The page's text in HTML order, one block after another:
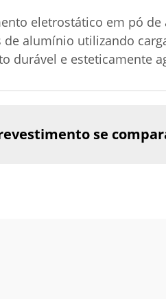
eletrostático em pó
de alumínio utilizando
durável e esteticamente
se